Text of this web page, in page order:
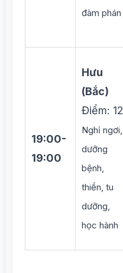
đàm phán
19:00-
19:00
Hưu
(Bắc)
Điểm: 12
Nghỉ ngơi,
dưỡng
bệnh,
thiền, tu
dưỡng,
học hành